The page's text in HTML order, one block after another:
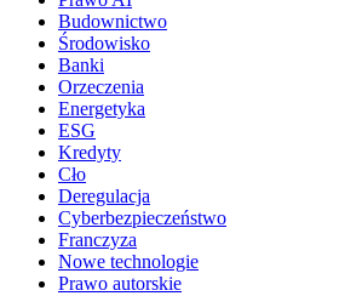
Budownictwo
Środowisko
Banki
Orzeczenia
Energetyka
ESG
Kredyty
Cło
Deregulacja
Cyberbezpieczeństwo
Franczyza
Nowe technologie
Prawo autorskie